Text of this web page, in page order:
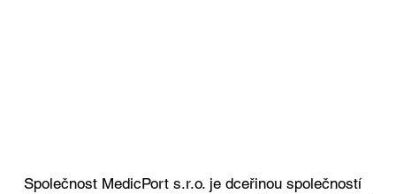
Společnost MedicPort s.r.o. je dceřinou společností